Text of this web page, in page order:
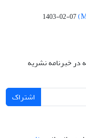
1403-02-07
در خبرنامه نشریه
اشتراک